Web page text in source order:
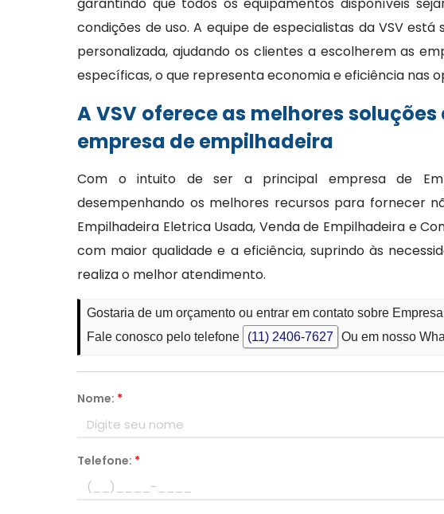
condições de uso. A equipe de especialistas da VSV
personalizada, ajudando os clientes a escolherem as
específicas, o que representa economia e eficiência nas
A VSV oferece as melhores
empresa de empilhadeira
Com o intuito de ser a principal empresa de
desempenhando os melhores recursos para fornecer
Empilhadeira Eletrica Usada, Venda de Empilhadeira e
com maior qualidade e a eficiência, suprindo às
realiza o melhor atendimento.
Gostaria de um orçamento ou entrar em contato sobre
Fale conosco pelo telefone
(11) 2406-7627 Ou em nosso
Nome: *
Telefone: *